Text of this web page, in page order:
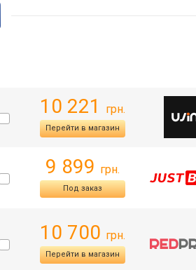
10 221 грн.
Перейти в магазин
9 899 грн.
Под заказ
10 700 грн.
Перейти в магазин